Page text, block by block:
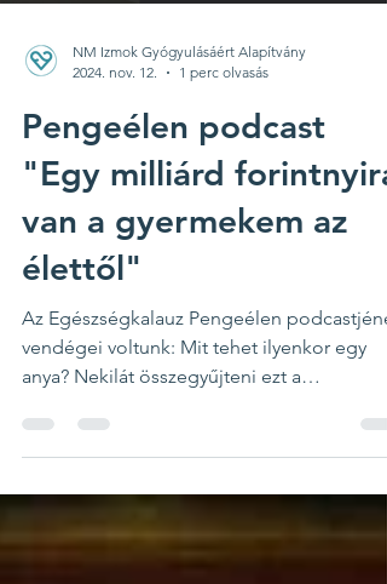
NM Izmok Gyógyulásáért Alapítvány
2024. nov. 12.
1 perc olvasás
Pengeélen podcast
"Egy milliárd forintnyira
van a gyermekem az
élettől"
Az Egészségkalauz Pengeélen
vendégei voltunk: Mit tehet ilyenkor egy
anya? Nekilát összegyűjteni ezt a